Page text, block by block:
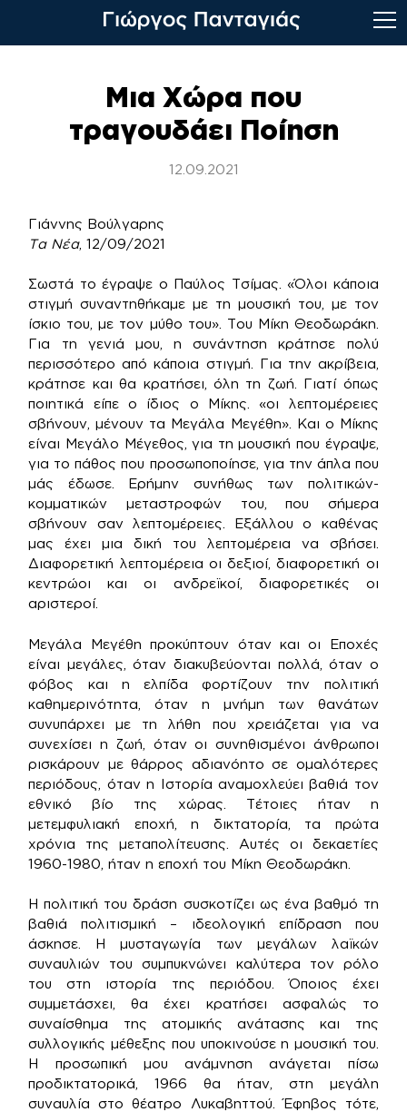
Μια Χώρα που
τραγουδάει Ποίηση
12.09.2021
Γιάννης Βούλγαρης
Τα Νέα, 12/09/2021
Σωστά το έγραψε ο Παύλος Τσίμας. «Όλοι κάποια
στιγμή συναντηθήκαμε με τη μουσική του, με τον
ίσκιο του, με τον μύθο του». Του Μίκη Θεοδωράκη.
Για τη γενιά μου, η συνάντηση κράτησε πολύ
περισσότερο από κάποια στιγμή. Για την ακρίβεια,
κράτησε και θα κρατήσει, όλη τη ζωή. Γιατί όπως
ποιητικά είπε ο ίδιος ο Μίκης. «οι λεπτομέρειες
σβήνουν, μένουν τα Μεγάλα Μεγέθη». Και ο Μίκης
είναι Μεγάλο Μέγεθος, για τη μουσική που έγραψε,
για το πάθος που προσωποποίησε, για την άπλα που
μάς έδωσε. Ερήμην συνήθως των πολιτικών-
κομματικών μεταστροφών του, που σήμερα
σβήνουν σαν λεπτομέρειες. Εξάλλου ο καθένας
μας έχει μια δική του λεπτομέρεια να σβήσει.
Διαφορετική λεπτομέρεια οι δεξιοί, διαφορετική οι
κεντρώοι και οι ανδρεϊκοί, διαφορετικές οι
αριστεροί.
Μεγάλα Μεγέθη προκύπτουν όταν και οι Εποχές
είναι μεγάλες, όταν διακυβεύονται πολλά, όταν ο
φόβος και η ελπίδα φορτίζουν την πολιτική
καθημερινότητα, όταν η μνήμη των θανάτων
συνυπάρχει με τη λήθη που χρειάζεται για να
συνεχίσει η ζωή, όταν οι συνηθισμένοι άνθρωποι
ρισκάρουν με θάρρος αδιανόητο σε ομαλότερες
περιόδους, όταν η Ιστορία αναμοχλεύει βαθιά τον
εθνικό βίο της χώρας. Τέτοιες ήταν η
μετεμφυλιακή εποχή, η δικτατορία, τα πρώτα
χρόνια της μεταπολίτευσης. Αυτές οι δεκαετίες
1960-1980, ήταν η εποχή του Μίκη Θεοδωράκη.
Η πολιτική του δράση συσκοτίζει ως ένα βαθμό τη
βαθιά πολιτισμική – ιδεολογική επίδραση που
άσκησε. Η μυσταγωγία των μεγάλων λαϊκών
συναυλιών του συμπυκνώνει καλύτερα τον ρόλο
του στη ιστορία της περιόδου. Όποιος έχει
συμμετάσχει, θα έχει κρατήσει ασφαλώς το
συναίσθημα της ατομικής ανάτασης και της
συλλογικής μέθεξης που υποκινούσε η μουσική του.
Η προσωπική μου ανάμνηση ανάγεται πίσω
προδικτατορικά, 1966 θα ήταν, στη μεγάλη
συναυλία στο θέατρο Λυκαβηττού. Έφηβος τότε,